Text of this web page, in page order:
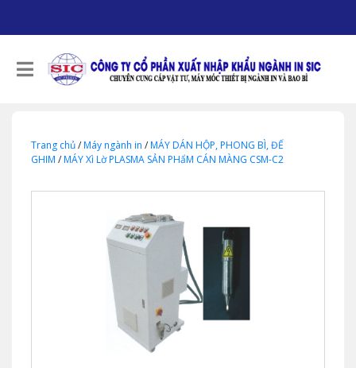
Trang chủ/Máy ngành in /MÁY DÁN HỘP, PHONG BÌ, ĐẾ
GHIM /MÁY Xì Lờ PLASMA SẢN PHẩM CÁN MÀNG CSM-C2